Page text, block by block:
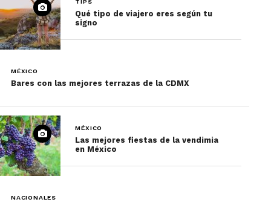
Qué tipo de viajero eres según tu
signo
MÉXICO
Bares con las mejores terrazas de la CDMX
MÉXICO
Las mejores fiestas de la vendimia
en México
NACIONALES